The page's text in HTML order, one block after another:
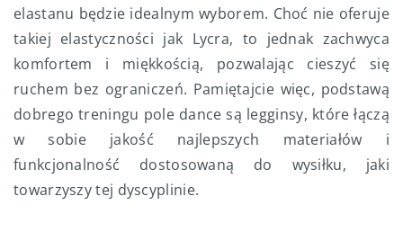
elastanu będzie idealnym wyborem. Choć nie oferuje
takiej elastyczności jak Lycra, to jednak zachwyca
komfortem i miękkością, pozwalając cieszyć się
ruchem bez ograniczeń. Pamiętajcie więc, podstawą
dobrego treningu pole dance są legginsy, które łączą
w sobie jakość najlepszych materiałów i
funkcjonalność dostosowaną do wysiłku, jaki
towarzyszy tej dyscyplinie.